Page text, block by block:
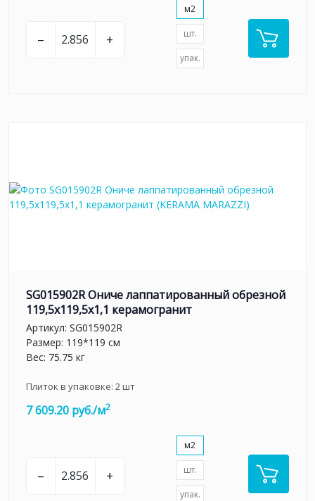
– +
м2
шт.
упак.
SG015902R Ониче лаппатированный обрезной
119,5x119,5x1,1 керамогранит
Артикул: SG015902R
Размер: 119*119 см
Вес: 75.75 кг
Плиток в упаковке: 2шт
7 609.20 руб./м2
– +
м2
шт.
упак.